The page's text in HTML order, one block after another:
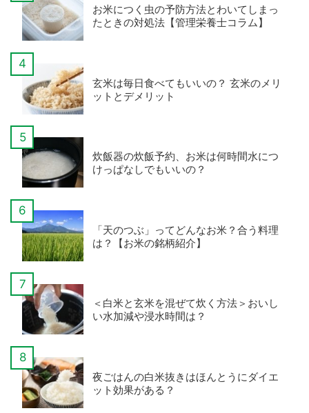
お米につく虫の予防方法とわいてしまっ
たときの対処法【管理栄養士コラム】
玄米は毎日食べてもいいの？ 玄米のメリ
ットとデメリット
炊飯器の炊飯予約、お米は何時間水につ
けっぱなしでもいいの？
「天のつぶ」ってどんなお米？合う料理
は？【お米の銘柄紹介】
＜白米と玄米を混ぜて炊く方法＞おいし
い水加減や浸水時間は？
夜ごはんの白米抜きはほんとうにダイエ
ット効果がある？